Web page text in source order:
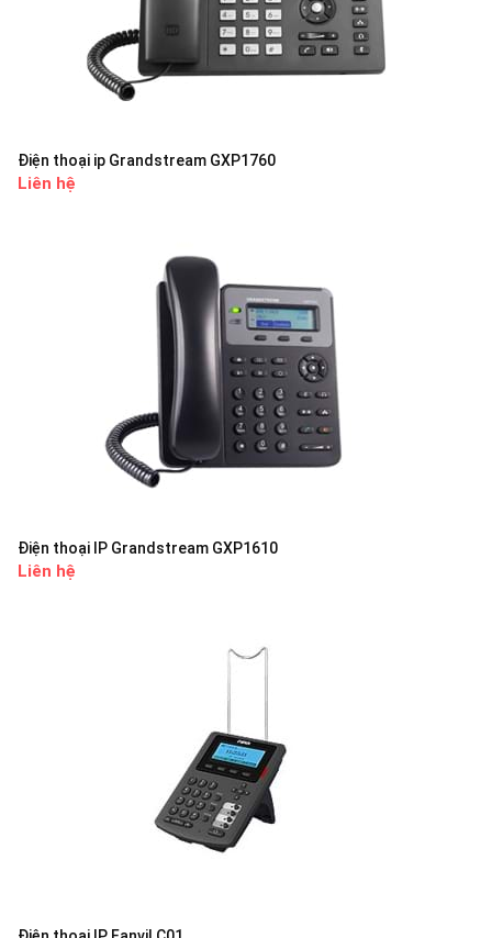
Điện thoại ip Grandstream GXP1760
Liên hệ
Điện thoại IP Grandstream GXP1610
Liên hệ